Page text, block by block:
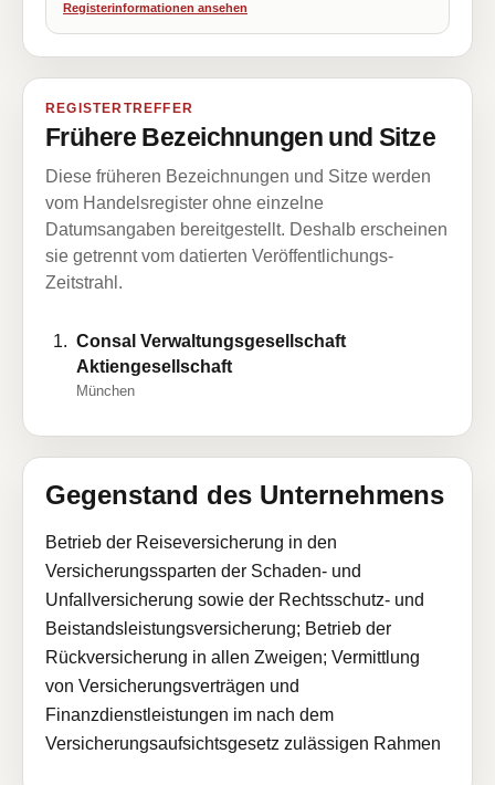
Registerinformationen ansehen
REGISTERTREFFER
Frühere Bezeichnungen und Sitze
Diese früheren Bezeichnungen und Sitze werden
vom Handelsregister ohne einzelne
Datumsangaben bereitgestellt. Deshalb erscheinen
sie getrennt vom datierten Veröffentlichungs-
Zeitstrahl.
Consal Verwaltungsgesellschaft
Aktiengesellschaft
München
Gegenstand des Unternehmens
Betrieb der Reiseversicherung in den
Versicherungssparten der Schaden- und
Unfallversicherung sowie der Rechtsschutz- und
Beistandsleistungsversicherung; Betrieb der
Rückversicherung in allen Zweigen; Vermittlung
von Versicherungsverträgen und
Finanzdienstleistungen im nach dem
Versicherungsaufsichtsgesetz zulässigen Rahmen